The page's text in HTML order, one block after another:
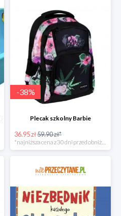
-38%
Plecak szkolny Barbie
36.95 zł59.90 zł*